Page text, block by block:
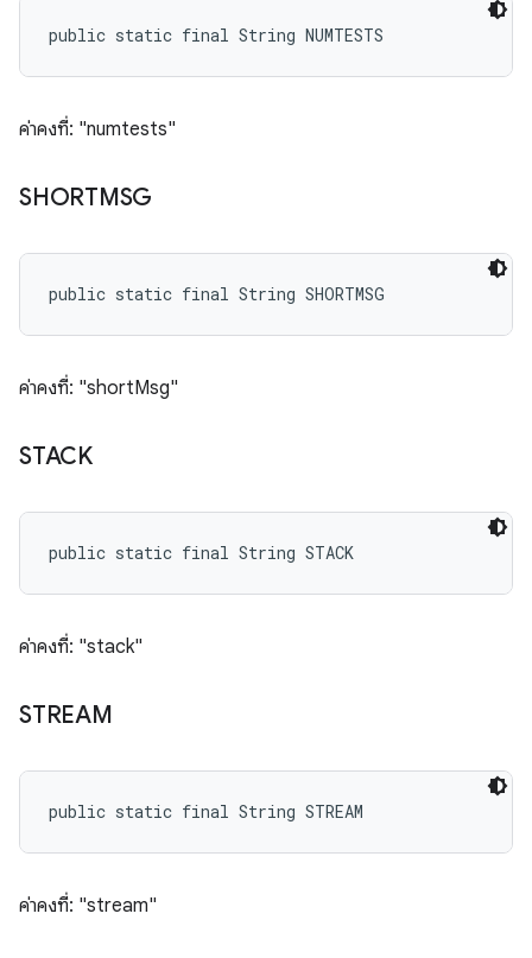
public static final String NUMTESTS
ค่าคงที่: "numtests"
SHORTMSG
public static final String SHORTMSG
ค่าคงที่: "shortMsg"
STACK
public static final String STACK
ค่าคงที่: "stack"
STREAM
public static final String STREAM
ค่าคงที่: "stream"